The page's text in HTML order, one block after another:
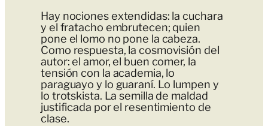
Hay nociones extendidas: la cuchara
y el fratacho embrutecen; quien
pone el lomo no pone la cabeza.
Como respuesta, la cosmovisión del
autor: el amor, el buen comer, la
tensión con la academia, lo
paraguayo y lo guaraní. Lo lumpen y
lo trotskista. La semilla de maldad
justificada por el resentimiento de
clase.